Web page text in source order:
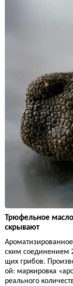
Трюфельное
скрывают
Ароматизированное
ским соединением
щих грибов.
ой: маркировка
реального